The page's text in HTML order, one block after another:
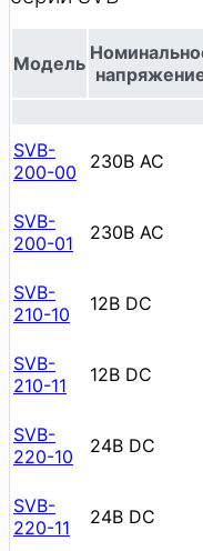
Модель
SVB-
200-00
230В AC
SVB-
200-01
230В AC
SVB-
210-10
12В DC
SVB-
210-11
12В DC
SVB-
220-10
24В DC
SVB-
220-11
24В DC